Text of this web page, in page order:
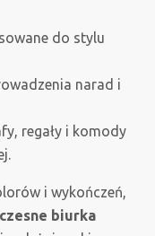
do stylu
narad i
regały i komody
i wykończeń,
biurka